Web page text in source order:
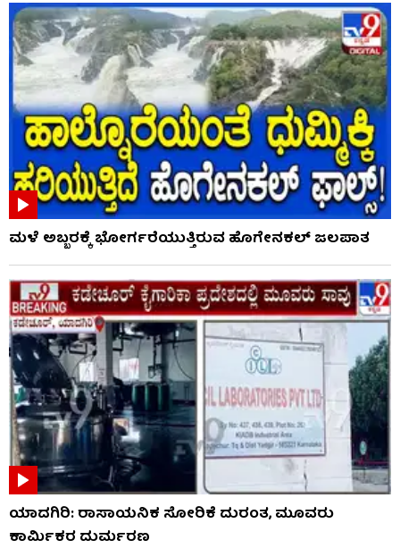
ಮಳೆ ಅಬ್ಬರಕ್ಕೆ ಭೋರ್ಗರೆಯುತ್ತಿರುವ ಹೊಗೇನಕಲ್ ಜಲಪಾತ
ಯಾದಗಿರಿ: ರಾಸಾಯನಿಕ ಸೋರಿಕೆ ದುರಂತ, ಮೂವರು
ಕಾರ್ಮಿಕರ ದುರ್ಮರಣ